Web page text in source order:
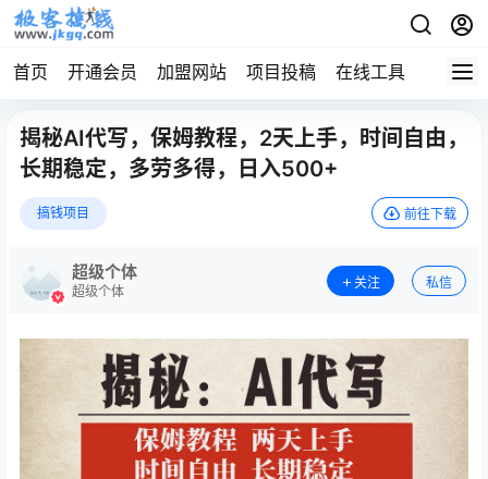
首页 开通会员 加盟网站 项目投稿 在线工具 地址发
揭秘AI代写，保姆教程，2天上手，时间自由，
长期稳定，多劳多得，日入500+
搞钱项目 前往下载
超级个体
超级个体
关注 私信